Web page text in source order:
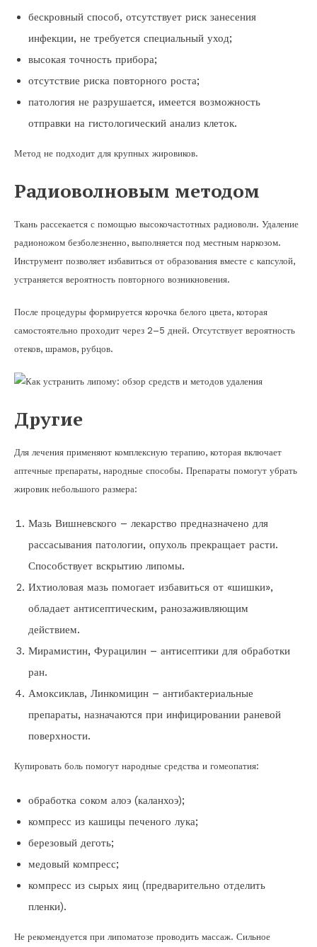
бескровный способ, отсутствует риск занесения
инфекции, не требуется специальный уход;
высокая точность прибора;
отсутствие риска повторного роста;
патология не разрушается, имеется возможность
отправки на гистологический анализ клеток.
Метод не подходит для крупных жировиков.
Радиоволновым методом
Ткань рассекается с помощью высокочастотных радиоволн. Удаление
радионожом безболезненно, выполняется под местным наркозом.
Инструмент позволяет избавиться от образования вместе с капсулой,
устраняется вероятность повторного возникновения.
После процедуры формируется корочка белого цвета, которая
самостоятельно проходит через 2–5 дней. Отсутствует вероятность
отеков, шрамов, рубцов.
Другие
Для лечения применяют комплексную терапию, которая включает
аптечные препараты, народные способы. Препараты помогут убрать
жировик небольшого размера:
Мазь Вишневского – лекарство предназначено для
рассасывания патологии, опухоль прекращает расти.
Способствует вскрытию липомы.
Ихтиоловая мазь помогает избавиться от «шишки»,
обладает антисептическим, ранозаживляющим
действием.
Мирамистин, Фурацилин – антисептики для обработки
ран.
Амоксиклав, Линкомицин – антибактериальные
препараты, назначаются при инфицировании раневой
поверхности.
Купировать боль помогут народные средства и гомеопатия:
обработка соком алоэ (каланхоэ);
компресс из кашицы печеного лука;
березовый деготь;
медовый компресс;
компресс из сырых яиц (предварительно отделить
пленки).
Не рекомендуется при липоматозе проводить массаж. Сильное